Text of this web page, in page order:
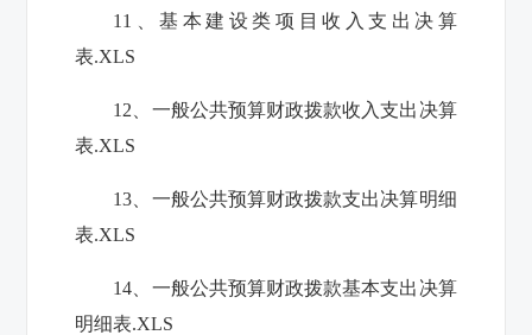
11、基本建设类项目收入支出决算
表.XLS
12、一般公共预算财政拨款收入支出决算
表.XLS
13、一般公共预算财政拨款支出决算明细
表.XLS
14、一般公共预算财政拨款基本支出决算
明细表.XLS